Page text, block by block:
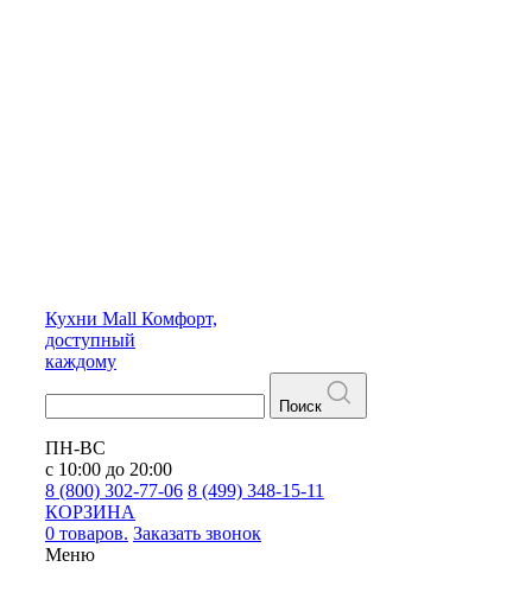
Кухни Mall Комфорт,
доступный
каждому
Поиск
ПН-ВС
с 10:00 до 20:00
8 (800) 302-77-06 8 (499) 348-15-11
КОРЗИНА
0 товаров. Заказать звонок
Меню